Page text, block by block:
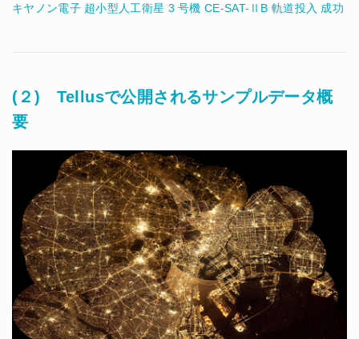
キヤノン電子 超小型人工衛星 3 号機 CE-SAT-ⅡB 軌道投入 成功
(２) Tellusで公開されるサンプルデータ概
要